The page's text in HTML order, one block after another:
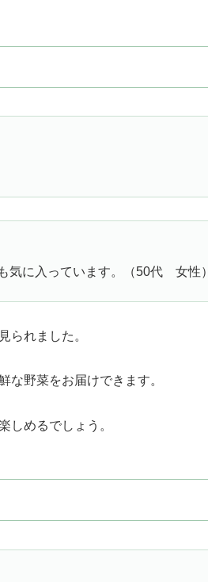
気に入っています。（50代 女性）
られました。
な野菜をお届けできます。
しめるでしょう。